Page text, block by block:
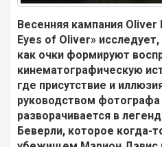
Весенняя кампания Oliver
Eyes of Oliver» исследует,
как очки формируют
кинематографическую
где присутствие и
руководством фотографа
разворачивается в
Беверли, которое